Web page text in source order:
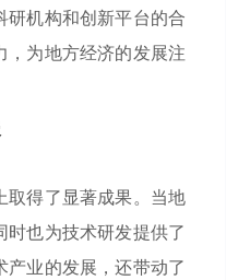
机构和创新平台的合
，为地方经济的发展注
取得了显著成果。当地
也为技术研发提供了
业的发展，还带动了